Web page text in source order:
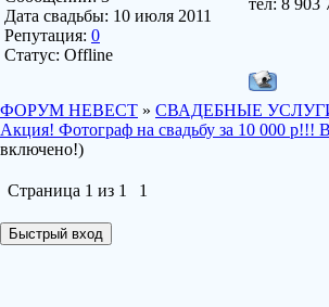
Дата свадьбы: 10 июля 2011
Репутация: 0
Статус: Offline
ФОРУМ НЕВЕСТ » СВАДЕБНЫЕ
Акция! Фотограф на свадьбу за 10 000 р!!!
включено!)
Страница 1 из 1 1